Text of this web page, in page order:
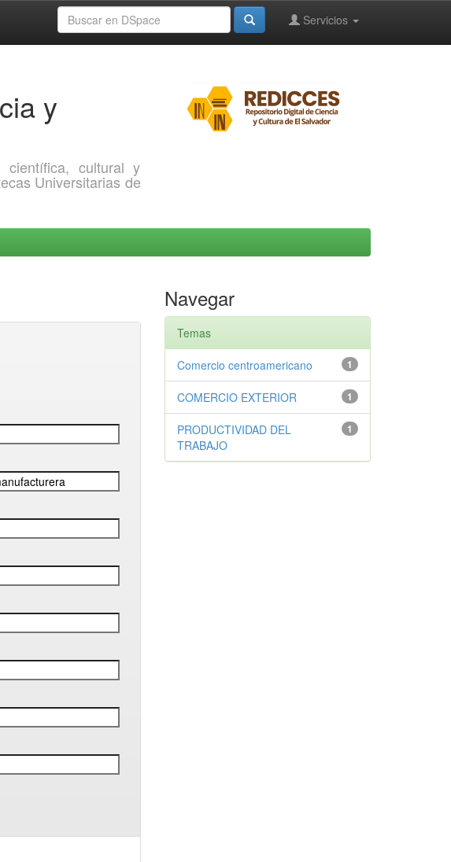
Servicios
y
cultural y
Universitarias de
Navegar
Temas
1
Comercio centroamericano
1
COMERCIO EXTERIOR
1
PRODUCTIVIDAD DEL
TRABAJO